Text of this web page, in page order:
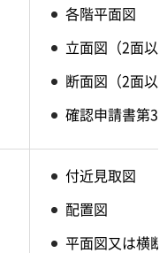
各階平面図
立面図（2面以
断面図（2面以
確認申請書第3
付近見取図
配置図
平面図又は横